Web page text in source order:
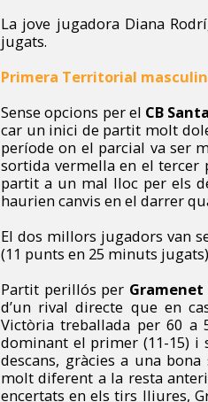
La jove jugadora Diana
jugats.
Primera Territorial
Sense opcions per el CB
car un inici de partit molt
període on el parcial va ser
sortida vermella en el
partit a un mal lloc per els
haurien canvis en el darrer
El dos millors jugadors van
(11 punts en 25 minuts
Partit perillós per Gramenet
d’un rival directe que en
Victòria treballada per 60
dominant el primer (11-15) i
descans, gràcies a una
molt diferent a la resta
encertats en els tirs lliures,